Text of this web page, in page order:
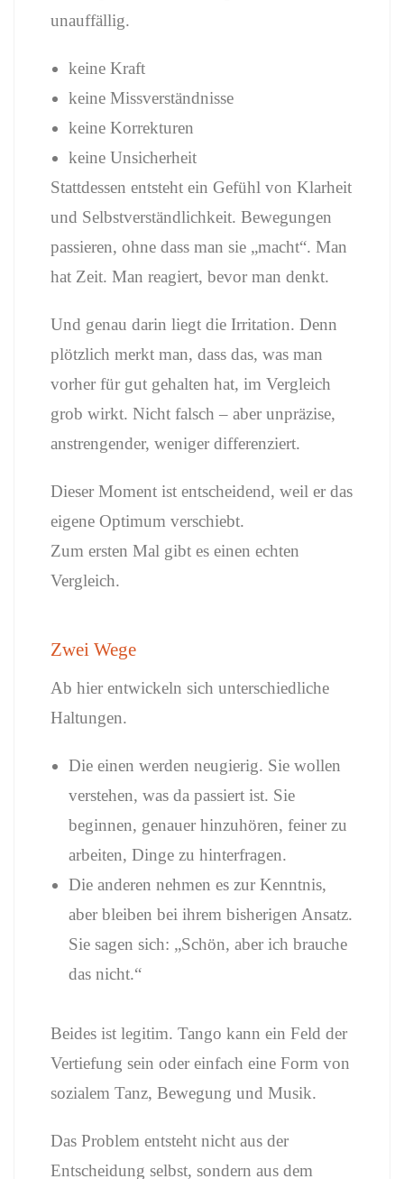
unauffällig.
keine Kraft
keine Missverständnisse
keine Korrekturen
keine Unsicherheit
Stattdessen entsteht ein Gefühl von Klarheit
und Selbstverständlichkeit. Bewegungen
passieren, ohne dass man sie „macht“. Man
hat Zeit. Man reagiert, bevor man denkt.
Und genau darin liegt die Irritation. Denn
plötzlich merkt man, dass das, was man
vorher für gut gehalten hat, im Vergleich
grob wirkt. Nicht falsch – aber unpräzise,
anstrengender, weniger differenziert.
Dieser Moment ist entscheidend, weil er das
eigene Optimum verschiebt.
Zum ersten Mal gibt es einen echten
Vergleich.
Zwei Wege
Ab hier entwickeln sich unterschiedliche
Haltungen.
Die einen werden neugierig. Sie wollen
verstehen, was da passiert ist. Sie
beginnen, genauer hinzuhören, feiner zu
arbeiten, Dinge zu hinterfragen.
Die anderen nehmen es zur Kenntnis,
aber bleiben bei ihrem bisherigen Ansatz.
Sie sagen sich: „Schön, aber ich brauche
das nicht.“
Beides ist legitim. Tango kann ein Feld der
Vertiefung sein oder einfach eine Form von
sozialem Tanz, Bewegung und Musik.
Das Problem entsteht nicht aus der
Entscheidung selbst, sondern aus dem